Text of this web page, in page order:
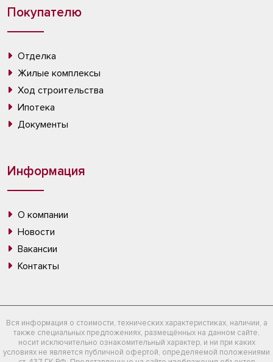
Покупателю
Отделка
Жилые комплексы
Ход строительства
Ипотека
Документы
Информация
О компании
Новости
Вакансии
Контакты
Вся информация о стоимости, технических характеристиках, наличии, а
также специальных предложениях, размещённых на данном сайте,
носит исключительно ознакомительный характер, и ни при каких
условиях не является публичной офертой, определяемой положениями